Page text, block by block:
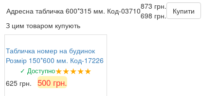
Зоя Кузьмина: Потішило, що можна замовити
табличку за індивідуальним ескізом!
Адресна табличка 600*315 мм. Код-03710873 грн.
698 грн.
Купити
З цим товаром купують
Табличка номер на будинок
Розмір 150*600 мм. Код-17226
✓ Доступно★★★★★
625 грн. 500 грн.